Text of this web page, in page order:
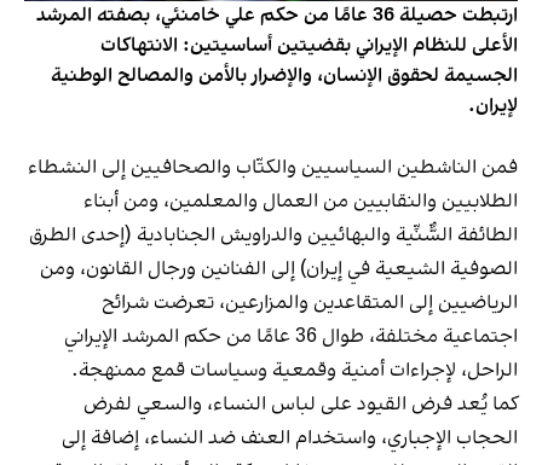
ارتبطت حصيلة 36 عامًا من حكم علي خامنئي، بصفته المرشد
الأعلى للنظام الإيراني بقضيتين أساسيتين: الانتهاكات
الجسيمة لحقوق الإنسان، والإضرار بالأمن والمصالح الوطنية
لإيران.
فمن الناشطين السياسيين والكتّاب والصحافيين إلى النشطاء
الطلابيين والنقابيين من العمال والمعلمين، ومن أبناء
الطائفة السُّنَّية والبهائيين والدراويش الجنابادية (إحدى الطرق
الصوفية الشيعية في إيران) إلى الفنانين ورجال القانون، ومن
الرياضيين إلى المتقاعدين والمزارعين، تعرضت شرائح
اجتماعية مختلفة، طوال 36 عامًا من حكم المرشد الإيراني
الراحل، لإجراءات أمنية وقمعية وسياسات قمع ممنهجة.
كما يُعد فرض القيود على لباس النساء، والسعي لفرض
الحجاب الإجباري، واستخدام العنف ضد النساء، إضافة إلى